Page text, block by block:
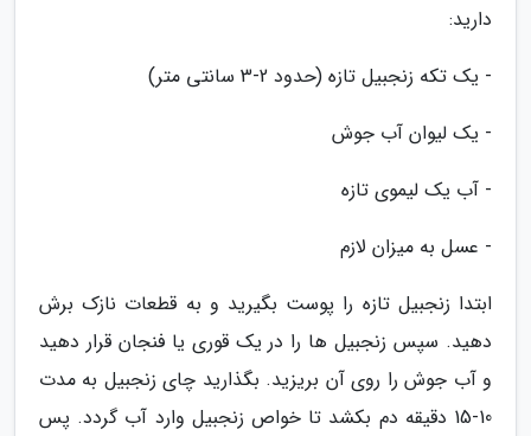
دارید:
- یک تکه زنجبیل تازه (حدود 2-3 سانتی متر)
- یک لیوان آب جوش
- آب یک لیموی تازه
- عسل به میزان لازم
ابتدا زنجبیل تازه را پوست بگیرید و به قطعات نازک برش
دهید. سپس زنجبیل ها را در یک قوری یا فنجان قرار دهید
و آب جوش را روی آن بریزید. بگذارید چای زنجبیل به مدت
10-15 دقیقه دم بکشد تا خواص زنجبیل وارد آب گردد. پس